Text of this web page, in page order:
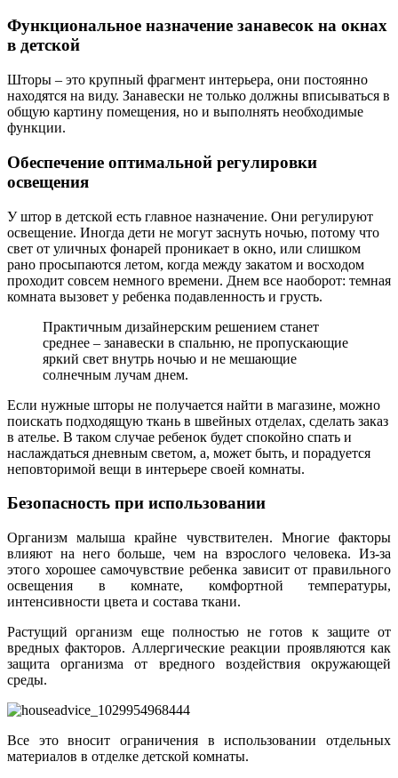
Функциональное назначение занавесок на окнах
в детской
Шторы – это крупный фрагмент интерьера, они постоянно
находятся на виду. Занавески не только должны вписываться в
общую картину помещения, но и выполнять необходимые
функции.
Обеспечение оптимальной регулировки
освещения
У штор в детской есть главное назначение. Они регулируют
освещение. Иногда дети не могут заснуть ночью, потому что
свет от уличных фонарей проникает в окно, или слишком
рано просыпаются летом, когда между закатом и восходом
проходит совсем немного времени. Днем все наоборот: темная
комната вызовет у ребенка подавленность и грусть.
Практичным дизайнерским решением станет
среднее – занавески в спальню, не пропускающие
яркий свет внутрь ночью и не мешающие
солнечным лучам днем.
Если нужные шторы не получается найти в магазине, можно
поискать подходящую ткань в швейных отделах, сделать заказ
в ателье. В таком случае ребенок будет спокойно спать и
наслаждаться дневным светом, а, может быть, и порадуется
неповторимой вещи в интерьере своей комнаты.
Безопасность при использовании
Организм малыша крайне чувствителен. Многие факторы
влияют на него больше, чем на взрослого человека. Из-за
этого хорошее самочувствие ребенка зависит от правильного
освещения в комнате, комфортной температуры,
интенсивности цвета и состава ткани.
Растущий организм еще полностью не готов к защите от
вредных факторов. Аллергические реакции проявляются как
защита организма от вредного воздействия окружающей
среды.
Все это вносит ограничения в использовании отдельных
материалов в отделке детской комнаты.